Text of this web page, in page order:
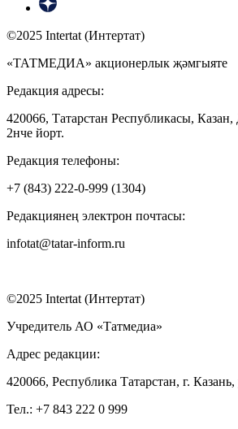
©2025 Intertat (Интертат)
«ТАТМЕДИА» акционерлык җәмгыяте
Редакция адресы:
420066, Татарстан Республикасы, Казан,
2нче йорт.
Редакция телефоны:
+7 (843) 222-0-999 (1304)
Редакциянең электрон почтасы:
infotat@tatar-inform.ru
©2025 Intertat (Интертат)
Учредитель АО «Татмедиа»
Адрес редакции:
420066, Республика Татарстан, г.
Тел.: +7 843 222 0 999